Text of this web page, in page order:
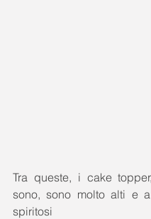
Tra queste, i cake
sono, sono molto alti e
spiritosi